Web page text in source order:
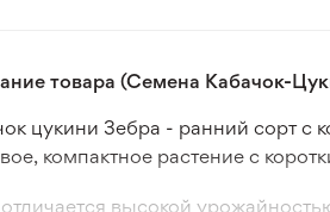
товара (Семена Кабачок-
цукини Зебра - ранний сорт с
компактное растение с
высокой